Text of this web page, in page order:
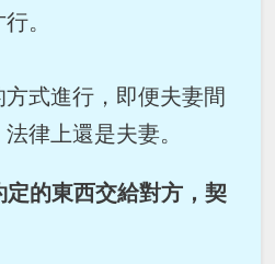
。
式進行，即便夫妻間
律上還是夫妻。
定的東西交給對方，契